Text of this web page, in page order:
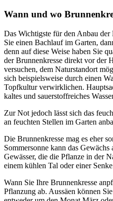
Wann und wo
Das Wichtigste für den Anbau der
Sie einen Bachlauf im Garten,
denn auf diese Weise haben Sie
der Brunnenkresse direkt vor der
versuchen, dem Naturstandort
sich beispielsweise durch einen
Topfkultur verwirklichen.
kaltes und sauerstoffreiches
Zur Not jedoch lässt sich das
an feuchten Stellen im Garten
Die Brunnenkresse mag es eher
Sommersonne kann das
Gewässer, die die Pflanze in der
einem kühlen Tal oder einer
Wann Sie Ihre Brunnenkresse
Pflanzung ab. Aussäen können